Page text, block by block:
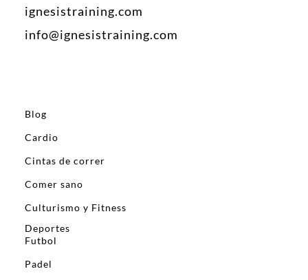
ignesistraining.com
info@ignesistraining.com
Blog
Cardio
Cintas de correr
Comer sano
Culturismo y Fitness
Deportes
Futbol
Padel